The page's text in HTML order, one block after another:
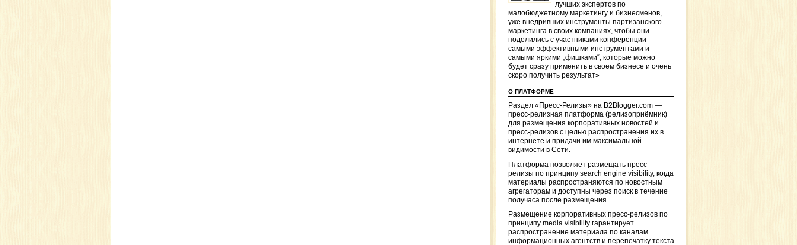
лучших экспертов по
малобюджетному маркетингу и бизнесменов,
уже внедривших инструменты партизанского
маркетинга в своих компаниях, чтобы они
поделились с участниками конференции
самыми эффективными инструментами и
самыми яркими „фишками“, которые можно
будет сразу применить в своем бизнесе и очень
скоро получить результат»
О ПЛАТФОРМЕ
Раздел «Пресс-Релизы» на B2Blogger.com —
пресс-релизная платформа (релизоприёмник)
для размещения корпоративных новостей и
пресс-релизов с целью распространения их в
интернете и придачи им максимальной
видимости в Сети.
Платформа позволяет размещать пресс-
релизы по принципу search engine visibility, когда
материалы распространяются по новостным
агрегаторам и доступны через поиск в течение
получаса после размещения.
Размещение корпоративных пресс-релизов по
принципу media visibility гарантирует
распространение материала по каналам
информационных агентств и перепечатку текста